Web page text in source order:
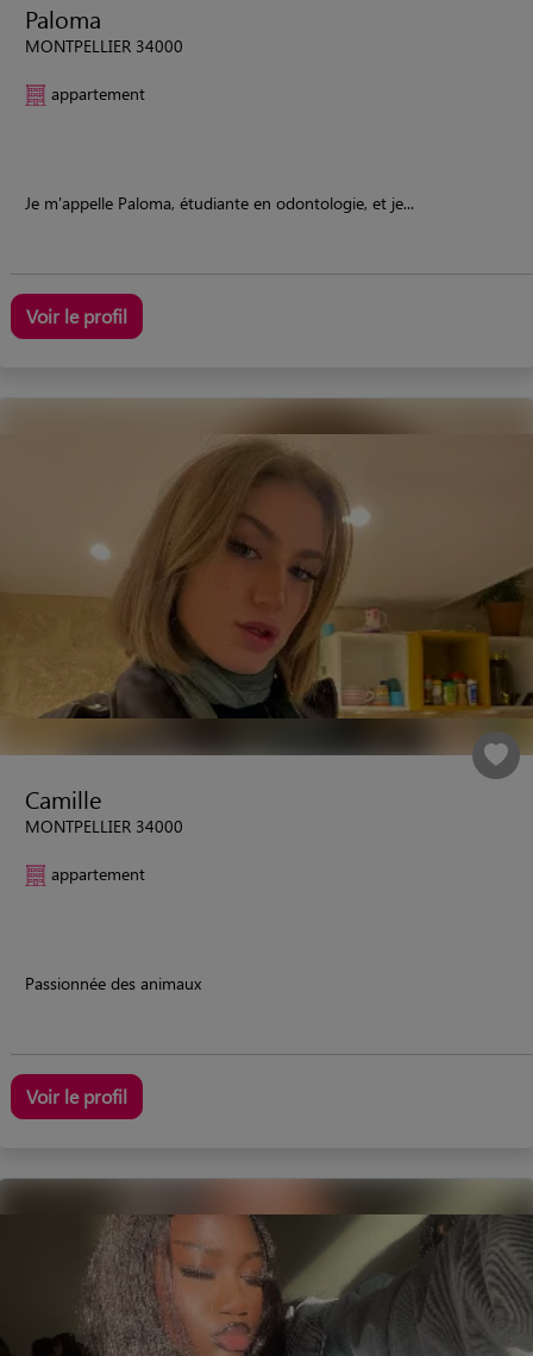
Paloma
MONTPELLIER 34000
appartement
Je m'appelle Paloma, étudiante en odontologie, et je...
Voir le profil
Camille
MONTPELLIER 34000
appartement
Passionnée des animaux
Voir le profil